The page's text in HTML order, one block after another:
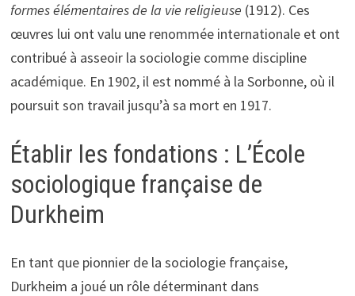
formes élémentaires de la vie religieuse (1912). Ces
œuvres lui ont valu une renommée internationale et ont
contribué à asseoir la sociologie comme discipline
académique. En 1902, il est nommé à la Sorbonne, où il
poursuit son travail jusqu’à sa mort en 1917.
Établir les fondations : L’École
sociologique française de
Durkheim
En tant que pionnier de la sociologie française,
Durkheim a joué un rôle déterminant dans